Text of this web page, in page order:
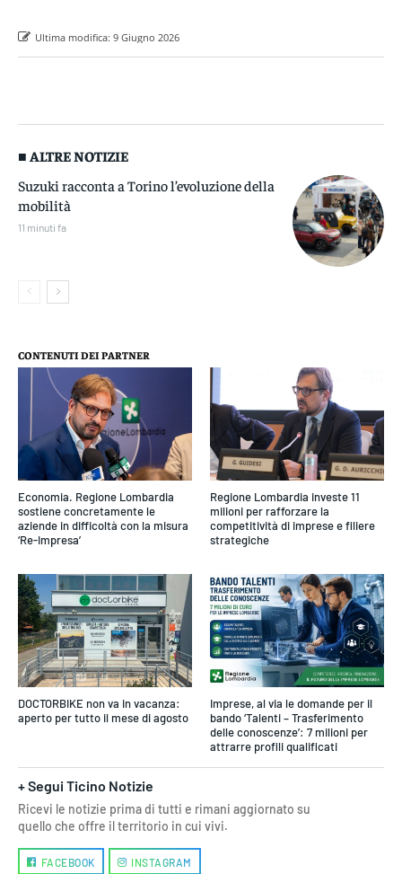
Ultima modifica: 9 Giugno 2026
■ ALTRE NOTIZIE
Suzuki racconta a Torino l’evoluzione della
mobilità
11 minuti fa
CONTENUTI DEI PARTNER
Economia. Regione Lombardia
sostiene concretamente le
aziende in difficoltà con la misura
‘Re-Impresa’
DOCTORBIKE non va in vacanza:
aperto per tutto il mese di agosto
Regione Lombardia investe 11
milioni per rafforzare la
competitività di imprese e filiere
strategiche
Imprese, al via le domande per il
bando ‘Talenti – Trasferimento
delle conoscenze’: 7 milioni per
attrarre profili qualificati
+ Segui Ticino Notizie
Ricevi le notizie prima di tutti e rimani aggiornato su
quello che offre il territorio in cui vivi.
FACEBOOK INSTAGRAM